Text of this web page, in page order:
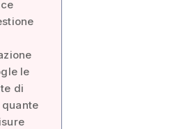
le
di
quante